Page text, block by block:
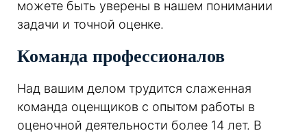
можете быть уверены в нашем понимании
задачи и точной оценке.
Команда профессионалов
Над вашим делом трудится слаженная
команда оценщиков с опытом работы в
оценочной деятельности более 14 лет. В